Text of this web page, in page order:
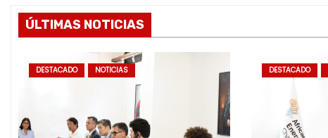
ÚLTIMAS NOTICIAS
DESTACADO NOTICIAS DESTACADO